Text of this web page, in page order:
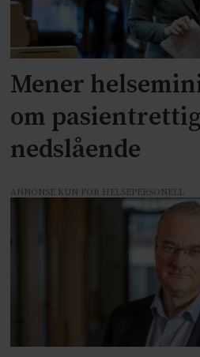
Mener
om
nedslående
ANNONSE KUN FOR HELSEPERSONELL